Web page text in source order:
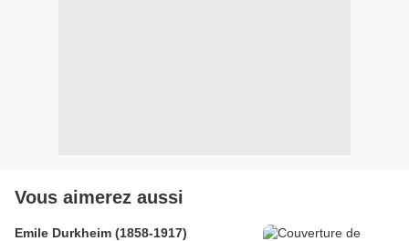
Vous aimerez aussi
Emile Durkheim (1858-1917)